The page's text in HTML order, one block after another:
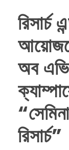
অব
রিসার্চ”